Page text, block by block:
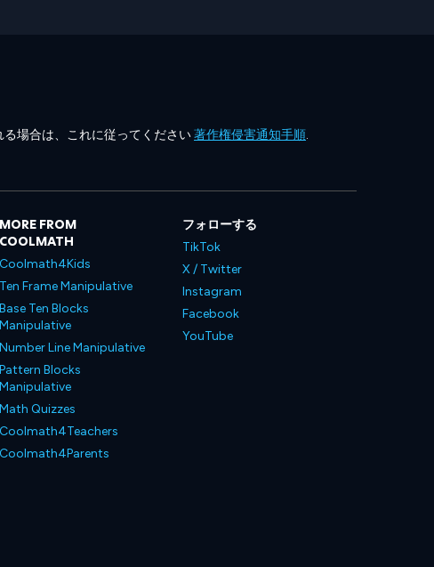
場合は、これに従ってください著作権侵害通知手順.
MORE FROM
COOLMATH
Coolmath4Kids
Ten Frame Manipulative
Base Ten Blocks
Manipulative
Number Line Manipulative
Pattern Blocks
Manipulative
Math Quizzes
Coolmath4Teachers
Coolmath4Parents
フォローする
TikTok
X / Twitter
Instagram
Facebook
YouTube